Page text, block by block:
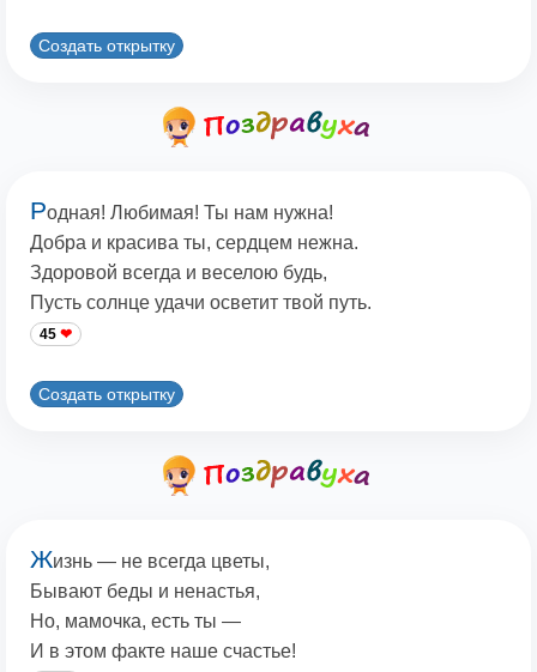
Создать открытку
Родная! Любимая! Ты нам нужна!
Добра и красива ты, сердцем нежна.
Здоровой всегда и веселою будь,
Пусть солнце удачи осветит твой путь.
45
Создать открытку
Жизнь — не всегда цветы,
Бывают беды и ненастья,
Но, мамочка, есть ты —
И в этом факте наше счастье!